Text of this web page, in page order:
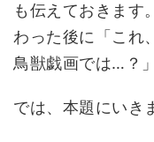
も伝えておきます
わった後に「これ
鳥獣戯画では…？
では、本題にいき